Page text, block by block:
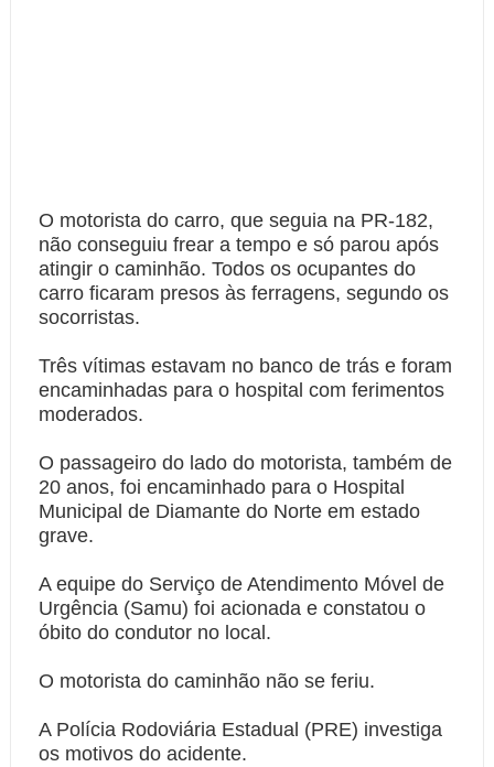
O motorista do carro, que seguia na PR-182,
não conseguiu frear a tempo e só parou após
atingir o caminhão. Todos os ocupantes do
carro ficaram presos às ferragens, segundo os
socorristas.
Três vítimas estavam no banco de trás e foram
encaminhadas para o hospital com ferimentos
moderados.
O passageiro do lado do motorista, também de
20 anos, foi encaminhado para o Hospital
Municipal de Diamante do Norte em estado
grave.
A equipe do Serviço de Atendimento Móvel de
Urgência (Samu) foi acionada e constatou o
óbito do condutor no local.
O motorista do caminhão não se feriu.
A Polícia Rodoviária Estadual (PRE) investiga
os motivos do acidente.